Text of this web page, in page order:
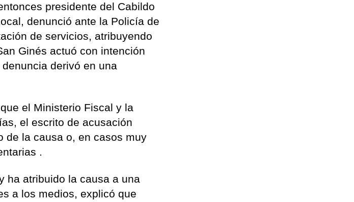
presidente del Cabildo
denunció ante la Policía de
de servicios, atribuyendo
Ginés actuó con intención
derivó en una
el Ministerio Fiscal y la
el escrito de acusación
de la causa o, en casos muy
.​
ha atribuido la causa a una
a los medios, explicó que